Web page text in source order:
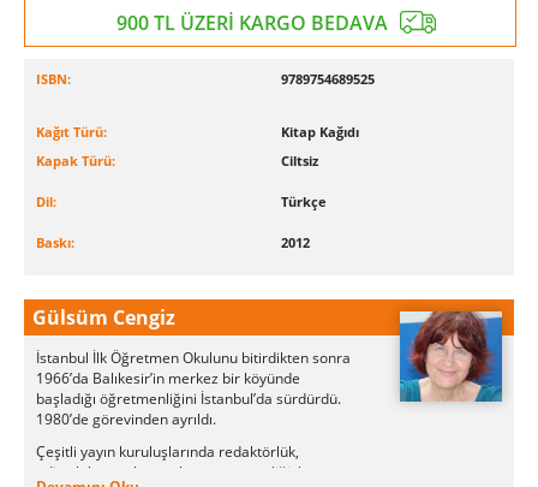
900 TL ÜZERİ KARGO BEDAVA
ISBN: 9789754689525
Kağıt Türü:
Kitap Kağıdı
Kapak Türü:
Ciltsiz
Dil: Türkçe
Baskı: 2012
Gülsüm Cengiz
İstanbul İlk Öğretmen Okulunu bitirdikten sonra
1966’da Balıkesir’in merkez bir köyünde
başladığı öğretmenliğini İstanbul’da sürdürdü.
1980’de görevinden ayrıldı.
Çeşitli yayın kuruluşlarında redaktörlük,
editörlük, çocuk yayınları yönetmenliği, köşe